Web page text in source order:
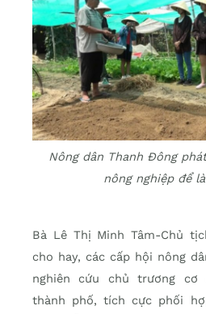
Nông dân Thanh Đông
nông nghiệp để
Bà Lê Thị Minh Tâm-Chủ
cho hay, các cấp hội nông
nghiên cứu chủ trương cơ
thành phố, tích cực phối